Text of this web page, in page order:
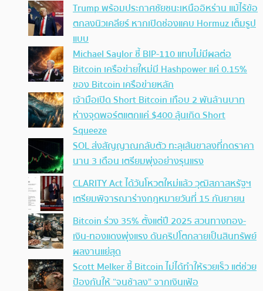
Trump พร้อมประกาศชัยชนะเหนืออิหร่าน แม้ไร้ข้อ
ตกลงนิวเคลียร์ หากเปิดช่องแคบ Hormuz เต็มรูป
แบบ
Michael Saylor ชี้ BIP-110 แทบไม่มีผลต่อ
Bitcoin เครือข่ายใหม่มี Hashpower แค่ 0.15%
ของ Bitcoin เครือข่ายหลัก
เจ้ามือเปิด Short Bitcoin เกือบ 2 พันล้านบาท
ห่างจุดพอร์ตแตกแค่ $400 ลุ้นเกิด Short
Squeeze
SOL ส่งสัญญาณกลับตัว ทะลุเส้นขาลงที่กดราคา
นาน 3 เดือน เตรียมพุ่งอย่างรุนแรง
CLARITY Act ได้วันโหวตใหม่แล้ว วุฒิสภาสหรัฐฯ
เตรียมพิจารณาร่างกฎหมายวันที่ 15 กันยายน
Bitcoin ร่วง 35% ตั้งแต่ปี 2025 สวนทางทอง-
เงิน-ทองแดงพุ่งแรง ดันคริปโตกลายเป็นสินทรัพย์
ผลงานแย่สุด
Scott Melker ชี้ Bitcoin ไม่ได้ทำให้รวยเร็ว แต่ช่วย
ป้องกันให้ “จนช้าลง” จากเงินเฟ้อ